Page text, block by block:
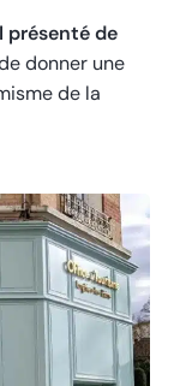
présenté de
donner une
de la